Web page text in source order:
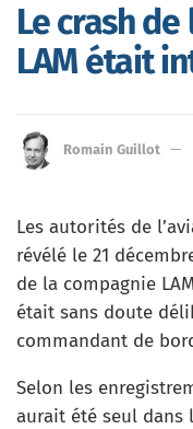
Le crash de
LAM était
Romain Guillot
Les autorités de
révélé le 21
de la compagnie
était sans doute
commandant de
Selon les
aurait été seul dans